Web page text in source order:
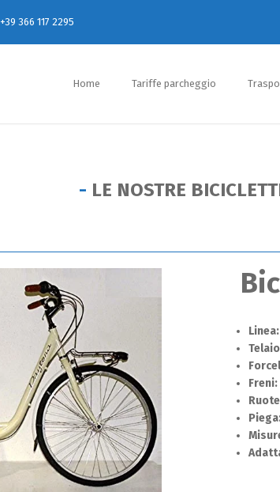
+39 366 117 2295
Home Tariffe parcheggio
LE NOSTRE
Linea:
Freni: